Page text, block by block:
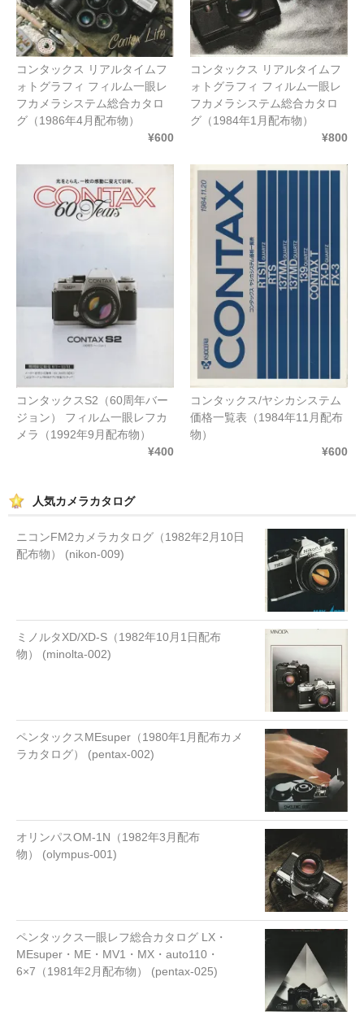
コンタックス リアルタイムフ
ォトグラフィ フィルム一眼レ
フカメラシステム総合カタロ
グ（1986年4月配布物）
¥600
コンタックス リアルタイムフ
ォトグラフィ フィルム一眼レ
フカメラシステム総合カタロ
グ（1984年1月配布物）
¥800
コンタックスS2（60周年バー
ジョン） フィルム一眼レフカ
メラ（1992年9月配布物）
¥400
コンタックス/ヤシカシステム
価格一覧表（1984年11月配布
物）
¥600
人気カメラカタログ
ニコンFM2カメラカタログ（1982年2月10日
配布物） (nikon-009)
ミノルタXD/XD-S（1982年10月1日配布
物） (minolta-002)
ペンタックスMEsuper（1980年1月配布カメ
ラカタログ） (pentax-002)
オリンパスOM-1N（1982年3月配布
物） (olympus-001)
ペンタックス一眼レフ総合カタログ LX・
MEsuper・ME・MV1・MX・auto110・
6×7（1981年2月配布物） (pentax-025)